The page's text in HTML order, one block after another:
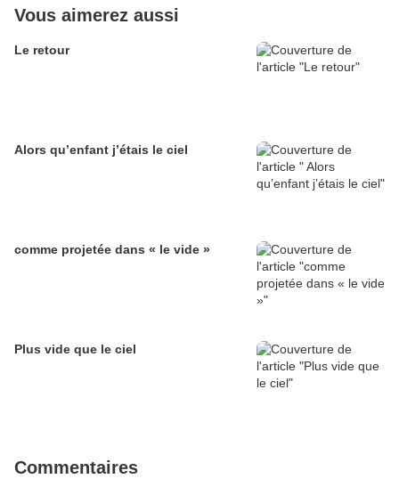
Vous aimerez aussi
Le retour
Alors qu’enfant j’étais le ciel
comme projetée dans « le vide »
Plus vide que le ciel
Commentaires